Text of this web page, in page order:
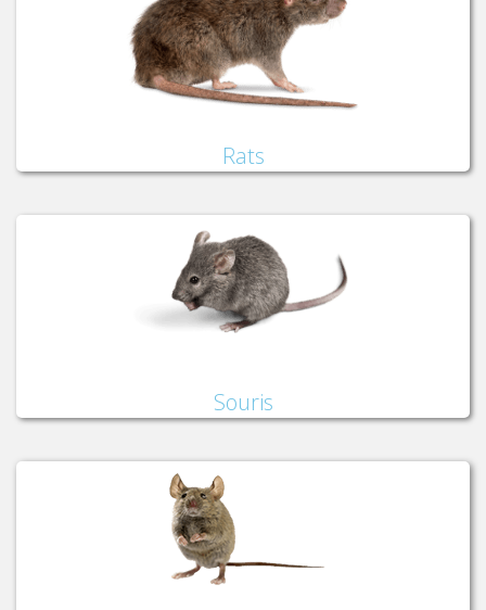
Rats
Souris